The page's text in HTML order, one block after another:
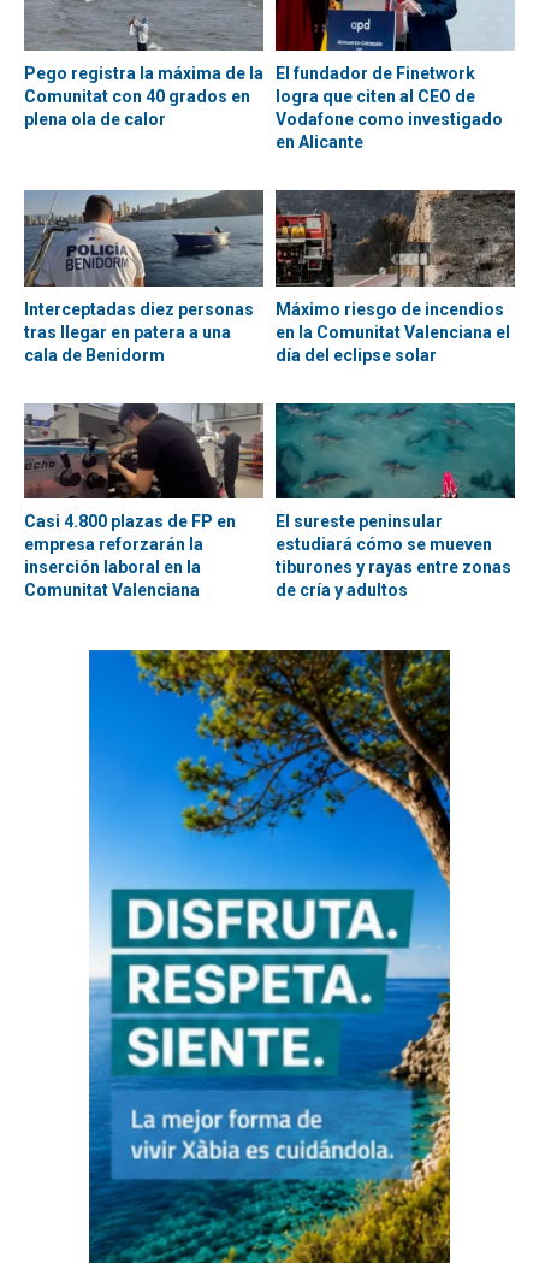
Pego registra la máxima de la
Comunitat con 40 grados en
plena ola de calor
El fundador de Finetwork
logra que citen al CEO de
Vodafone como investigado
en Alicante
Interceptadas diez personas
tras llegar en patera a una
cala de Benidorm
Máximo riesgo de incendios
en la Comunitat Valenciana el
día del eclipse solar
Casi 4.800 plazas de FP en
empresa reforzarán la
inserción laboral en la
Comunitat Valenciana
El sureste peninsular
estudiará cómo se mueven
tiburones y rayas entre zonas
de cría y adultos